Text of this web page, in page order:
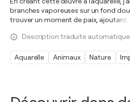
branches vaporeuses sur un fond
trouver un moment de paix, ajoutant
Description traduite
Aquarelle Animaux Nature